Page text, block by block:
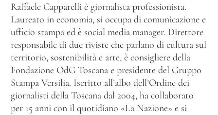
Raffaele Capparelli è giornalista professionista.
Laureato in economia, si occupa di comunicazione e
ufficio stampa ed è social media manager. Direttore
responsabile di due riviste che parlano di cultura sul
territorio, sostenibilità e arte, è consigliere della
Fondazione OdG Toscana e presidente del Gruppo
Stampa Versilia. Iscritto all’albo dell’Ordine dei
giornalisti della Toscana dal 2004, ha collaborato
per 15 anni con il quotidiano «La Nazione» e si